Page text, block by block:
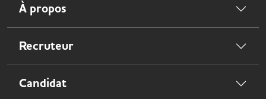
À propos
Recruteur
Candidat